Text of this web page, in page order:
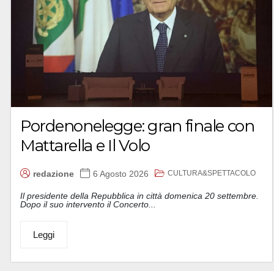
Pordenonelegge: gran finale con
Mattarella e Il Volo
redazione 6 Agosto 2026 CULTURA&SPETTACOLO
Il presidente della Repubblica in città domenica 20 settembre.
Dopo il suo intervento il Concerto...
Leggi